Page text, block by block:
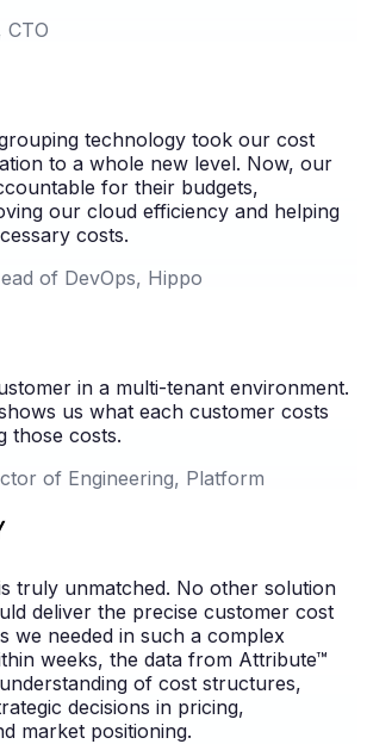
CTO
technology took our cost
to a whole new level. Now, our
for their budgets,
our cloud efficiency and helping
costs.
of DevOps, Hippo
in a multi-tenant environment.
us what each customer costs
those costs.
of Engineering, Platform
truly unmatched. No other solution
deliver the precise customer cost
we needed in such a complex
weeks, the data from Attribute™
of cost structures,
decisions in pricing,
market positioning.